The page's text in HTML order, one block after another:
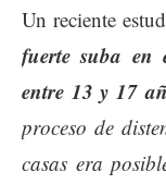
Un reciente
fuerte suba en
entre 13 y 17
proceso de
casas era